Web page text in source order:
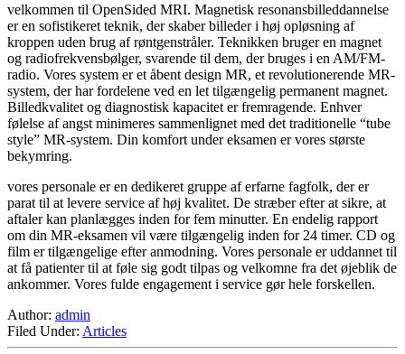
velkommen til OpenSided MRI. Magnetisk resonansbilleddannelse
er en sofistikeret teknik, der skaber billeder i høj opløsning af
kroppen uden brug af røntgenstråler. Teknikken bruger en magnet
og radiofrekvensbølger, svarende til dem, der bruges i en AM/FM-
radio. Vores system er et åbent design MR, et revolutionerende MR-
system, der har fordelene ved en let tilgængelig permanent magnet.
Billedkvalitet og diagnostisk kapacitet er fremragende. Enhver
følelse af angst minimeres sammenlignet med det traditionelle “tube
style” MR-system. Din komfort under eksamen er vores største
bekymring.
vores personale er en dedikeret gruppe af erfarne fagfolk, der er
parat til at levere service af høj kvalitet. De stræber efter at sikre, at
aftaler kan planlægges inden for fem minutter. En endelig rapport
om din MR-eksamen vil være tilgængelig inden for 24 timer. CD og
film er tilgængelige efter anmodning. Vores personale er uddannet til
at få patienter til at føle sig godt tilpas og velkomne fra det øjeblik de
ankommer. Vores fulde engagement i service gør hele forskellen.
Author: admin
Filed Under: Articles